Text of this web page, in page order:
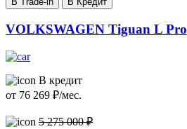
VOLKSWAGEN Tiguan L Pro
В кредит
от 76 269 ₽/мес.
5 275 000 ₽